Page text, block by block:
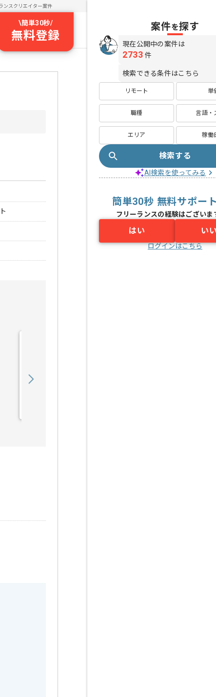
ンスクリエイター案件
\簡単30秒/
無料登録
案件を探す
現在公開中の案件は
2733 件
検索できる条件はこちら
リモート 単
職種 言語・
エリア 稼働
検索する
AI検索を使ってみる
簡単30秒 無料サポー
フリーランスの経験はございま
はい い
ログインはこちら